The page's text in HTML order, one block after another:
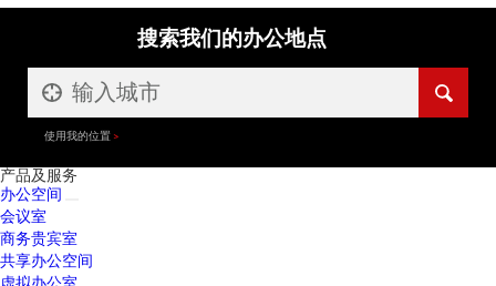
搜索我们的办公地点
使用我的位置
产品及服务
办公空间
会议室
商务贵宾室
共享办公空间